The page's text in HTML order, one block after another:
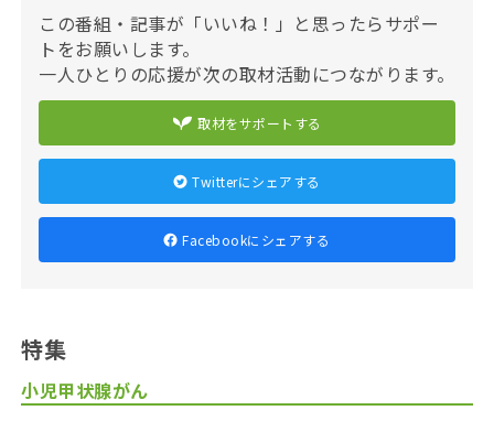
この番組・記事が「いいね！」と思ったらサポー
トをお願いします。
一人ひとりの応援が次の取材活動につながります。
取材をサポートする
Twitterにシェアする
Facebookにシェアする
特集
小児甲状腺がん